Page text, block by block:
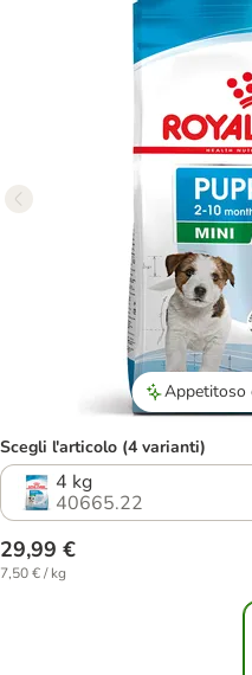
Scegli l'articolo (4 varianti)
4 kg
40665.22
29,99 €
7,50 € / kg